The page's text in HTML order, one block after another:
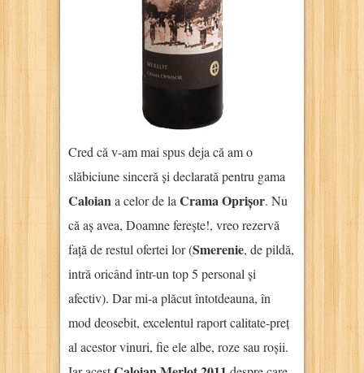
Cred că v-am mai spus deja că am o
slăbiciune sinceră și declarată pentru gama
Caloiana celor de la Crama Oprișor. Nu
că aș avea, Doamne ferește!, vreo rezervă
față de restul ofertei lor (Smerenie, de pildă,
intră oricând într-un top 5 personal și
afectiv). Dar mi-a plăcut întotdeauna, în
mod deosebit, excelentul raport calitate-preț
al acestor vinuri, fie ele albe, roze sau roșii.